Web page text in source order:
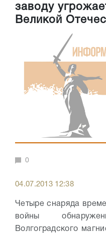
заводу
Великой
0
04.07.2013 12:38
Четыре снаряда
войны
Волгоградского